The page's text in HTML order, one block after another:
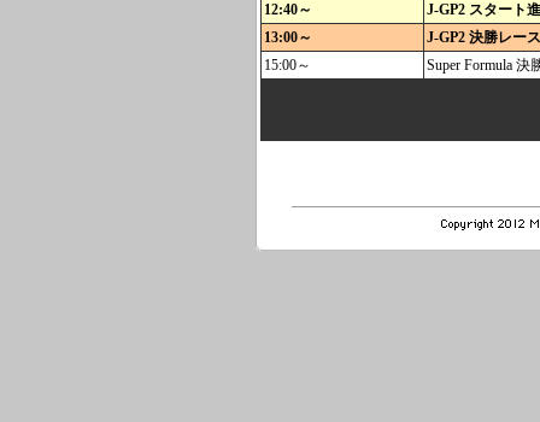
12:40～
J-GP2 スタート
13:00～
J-GP2 決勝レー
15:00～
Super Formula 決